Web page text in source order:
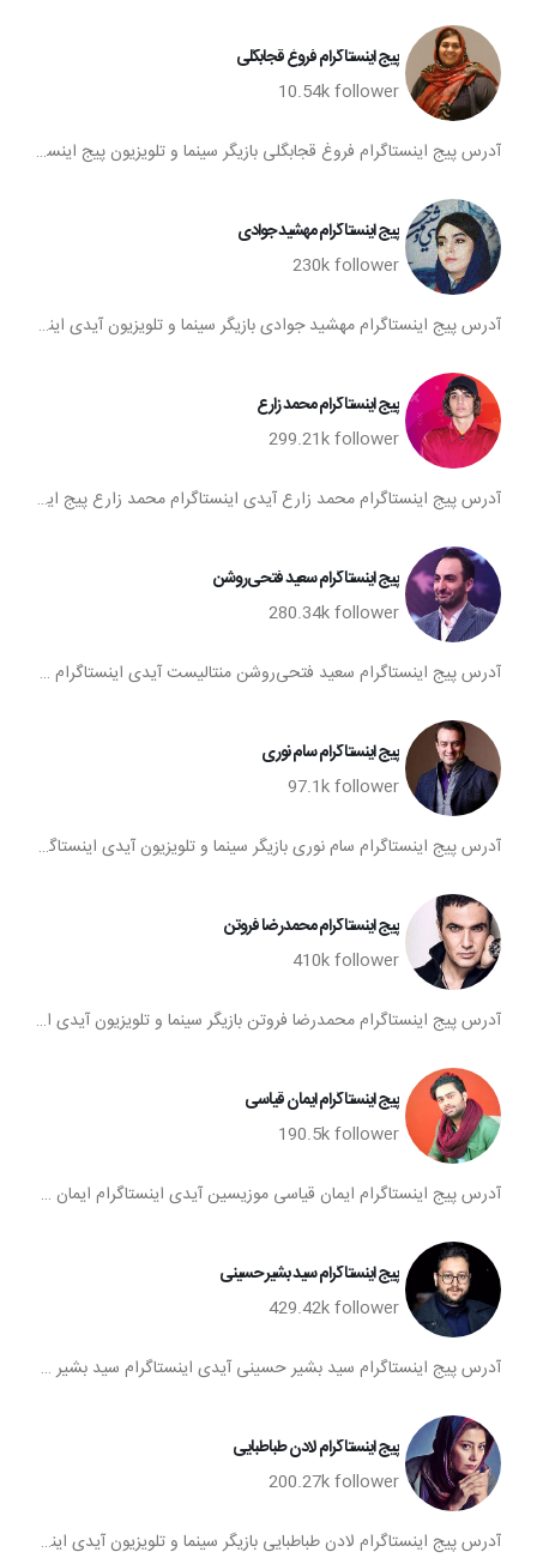
پیج اینستاگرام فروغ قجابگلی
10.54kfollower
آدرس پیج اینستاگرام فروغ قجابگلی بازیگر سینما و تلویزیون پیج اینستاگرام فروغ قجابگلی آی دی اینستا فروغ قجابگلی فالوورهای اینستاگرام فروغ قجابگلی صفحه اینستاگرام فروغ قجابگلی
پیج اینستاگرام مهشید جوادی
230kfollower
آدرس پیج اینستاگرام مهشید جوادی بازیگر سینما و تلویزیون آیدی اینستاگرام مهشید جوادی پیج اینستا مهشید جوادی تعداد فالوورهای پیج اینستاگرام مهشید جوادی صفحه اینستاگرام مهشید جوادی
پیج اینستاگرام محمد زارع
299.21kfollower
آدرس پیج اینستاگرام محمد زارع آیدی اینستاگرام محمد زارع پیج اینستا محمد زارع تعداد فالوورهای پیج اینستاگرام محمد زارع صفحه اینستاگرام محمد زارع
پیج اینستاگرام سعید فتحی‌روشن
280.34kfollower
آدرس پیج اینستاگرام سعید فتحی‌روشن منتالیست آیدی اینستاگرام سعید فتحی‌روشن پیج اینستا سعید فتحی‌روشن تعداد فالوورهای پیج اینستاگرام سعید فتحی‌روشن صفحه اینستاگرام سعید فتحی‌روشن
پیج اینستاگرام سام نوری
97.1kfollower
آدرس پیج اینستاگرام سام نوری بازیگر سینما و تلویزیون آیدی اینستاگرام سام نوری پیج اینستا سام نوری تعداد فالوورهای پیج اینستاگرام سام نوری صفحه اینستاگرام سام نوری
پیج اینستاگرام محمدرضا فروتن
410kfollower
آدرس پیج اینستاگرام محمدرضا فروتن بازیگر سینما و تلویزیون آیدی اینستاگرام محمدرضا فروتن پیج اینستا آريا محمدرضا فروتن تعداد فالوورهای پیج اینستاگرام محمدرضا فروتن صفحه اینستاگرام محمدرضا فروتن
پیج اینستاگرام ایمان قیاسی
190.5kfollower
آدرس پیج اینستاگرام ایمان قیاسی موزیسین آیدی اینستاگرام ایمان قیاسی پیج اینستا ایمان قیاسی تعداد فالوورهای پیج اینستاگرام ایمان قیاسی صفحه اینستاگرام ایمان قیاسی
پیج اینستاگرام سید بشیر حسینی
429.42kfollower
آدرس پیج اینستاگرام سید بشیر حسینی آیدی اینستاگرام سید بشیر حسینی پیج اینستا سید بشیر حسینی تعداد فالوورهای پیج اینستاگرام سید بشیر حسینی صفحه اینستاگرام سید بشیر حسینی
پیج اینستاگرام لادن طباطبایی
200.27kfollower
آدرس پیج اینستاگرام لادن طباطبایی بازیگر سینما و تلویزیون آیدی اینستاگرام لادن طباطبایی پیج اینستا لادن طباطبایی تعداد فالوورهای پیج اینستاگرام لادن طباطبایی صفحه اینستاگرام لادن طباطبایی